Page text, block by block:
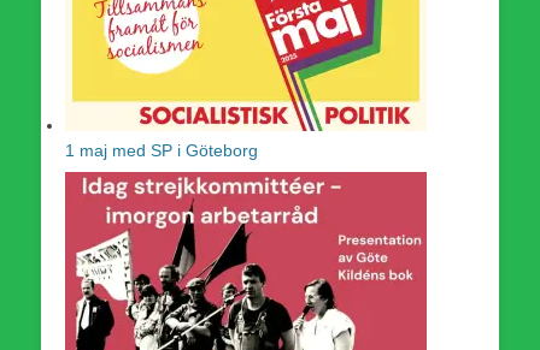
1 maj med SP i Göteborg